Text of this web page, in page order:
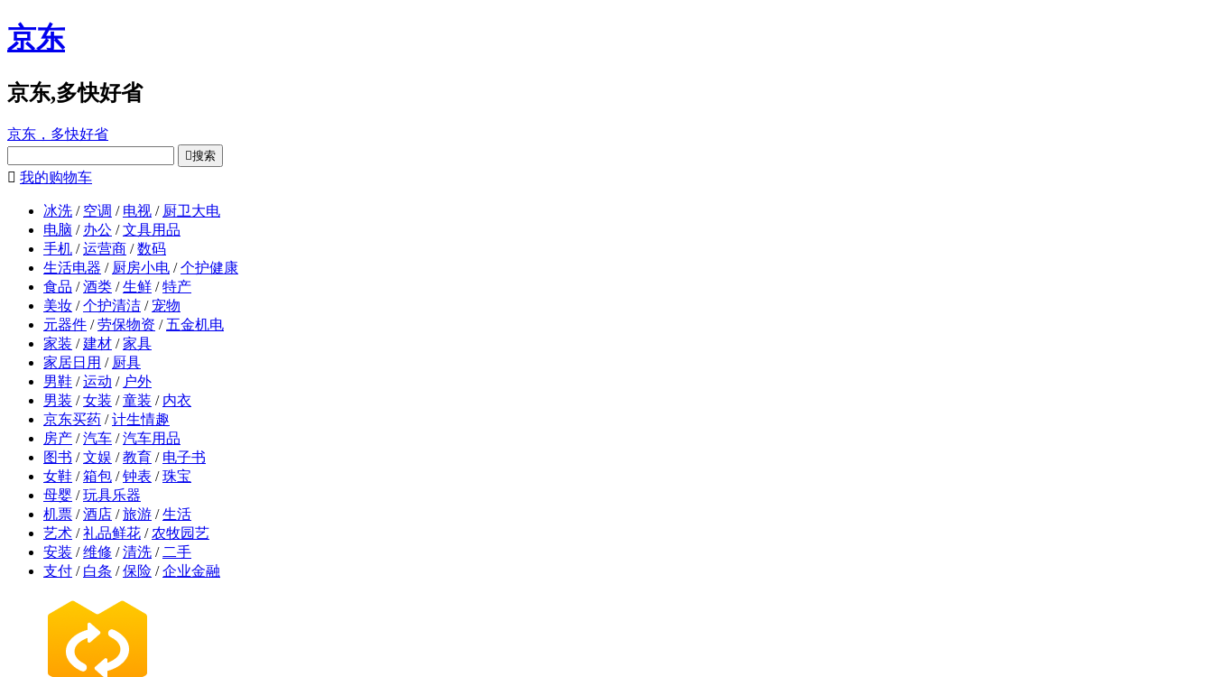
京东
京东,多快好省
京东，多快好省
搜索
 我的购物车
冰洗 / 空调 / 电视 / 厨卫大电
电脑 / 办公 / 文具用品
手机 / 运营商 / 数码
生活电器 / 厨房小电 / 个护健康
食品 / 酒类 / 生鲜 / 特产
美妆 / 个护清洁 / 宠物
元器件 / 劳保物资 / 五金机电
家装 / 建材 / 家具
家居日用 / 厨具
男鞋 / 运动 / 户外
男装 / 女装 / 童装 / 内衣
京东买药 / 计生情趣
房产 / 汽车 / 汽车用品
图书 / 文娱 / 教育 / 电子书
女鞋 / 箱包 / 钟表 / 珠宝
母婴 / 玩具乐器
机票 / 酒店 / 旅游 / 生活
艺术 / 礼品鲜花 / 农牧园艺
安装 / 维修 / 清洗 / 二手
支付 / 白条 / 保险 / 企业金融